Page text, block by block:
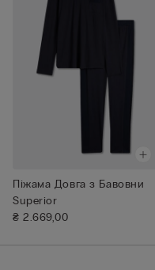
Піжама Довга з Бавовни
Superior
₴ 2.669,00